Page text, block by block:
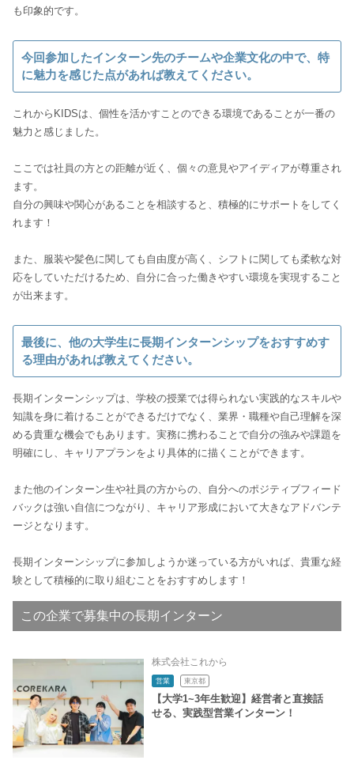
も印象的です。
今回参加したインターン先のチームや企業文化の中で、特
に魅力を感じた点があれば教えてください。
これからKIDSは、個性を活かすことのできる環境であることが一番の
魅力と感じました。
ここでは社員の方との距離が近く、個々の意見やアイディアが尊重され
ます。
自分の興味や関心があることを相談すると、積極的にサポートをしてく
れます！
また、服装や髪色に関しても自由度が高く、シフトに関しても柔軟な対
応をしていただけるため、自分に合った働きやすい環境を実現すること
が出来ます。
最後に、他の大学生に長期インターンシップをおすすめす
る理由があれば教えてください。
長期インターンシップは、学校の授業では得られない実践的なスキルや
知識を身に着けることができるだけでなく、業界・職種や自己理解を深
める貴重な機会でもあります。実務に携わることで自分の強みや課題を
明確にし、キャリアプランをより具体的に描くことができます。
また他のインターン生や社員の方からの、自分へのポジティブフィード
バックは強い自信につながり、キャリア形成において大きなアドバンテ
ージとなります。
長期インターンシップに参加しようか迷っている方がいれば、貴重な経
験として積極的に取り組むことをおすすめします！
この企業で募集中の長期インターン
株式会社これから
営業 東京都
【大学1~3年生歓迎】経営者と直接話
せる、実践型営業インターン！